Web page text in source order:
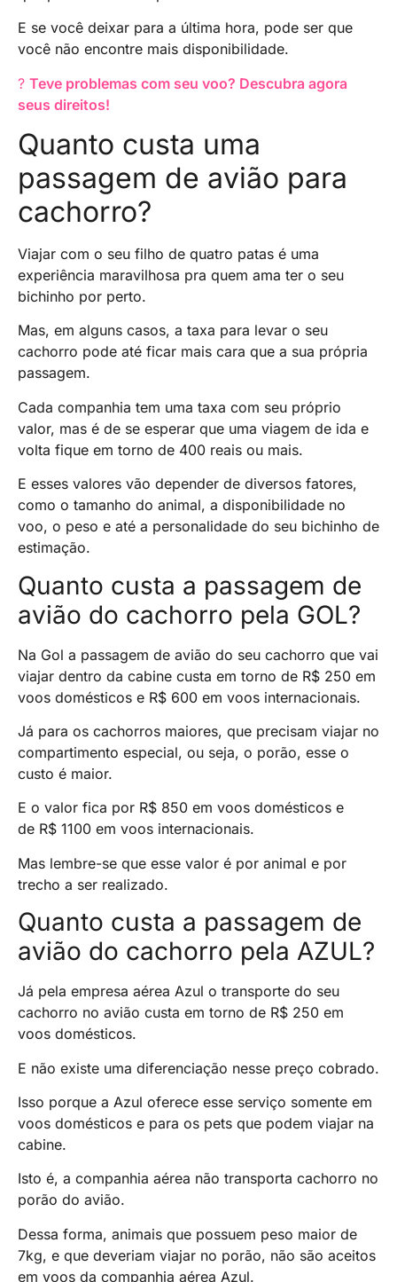
E se você deixar para a última hora, pode ser que
você não encontre mais disponibilidade.
? Teve problemas com seu voo? Descubra agora
seus direitos!
Quanto custa uma
passagem de avião para
cachorro?
Viajar com o seu filho de quatro patas é uma
experiência maravilhosa pra quem ama ter o seu
bichinho por perto.
Mas, em alguns casos, a taxa para levar o seu
cachorro pode até ficar mais cara que a sua própria
passagem.
Cada companhia tem uma taxa com seu próprio
valor, mas é de se esperar que uma viagem de ida e
volta fique em torno de 400 reais ou mais.
E esses valores vão depender de diversos fatores,
como o tamanho do animal, a disponibilidade no
voo, o peso e até a personalidade do seu bichinho de
estimação.
Quanto custa a passagem de
avião do cachorro pela GOL?
Na Gol a passagem de avião do seu cachorro que vai
viajar dentro da cabine custa em torno de R$ 250 em
voos domésticos e R$ 600 em voos internacionais.
Já para os cachorros maiores, que precisam viajar no
compartimento especial, ou seja, o porão, esse o
custo é maior.
E o valor fica por R$ 850 em voos domésticos e
de R$ 1100 em voos internacionais.
Mas lembre-se que esse valor é por animal e por
trecho a ser realizado.
Quanto custa a passagem de
avião do cachorro pela AZUL?
Já pela empresa aérea Azul o transporte do seu
cachorro no avião custa em torno de R$ 250 em
voos domésticos.
E não existe uma diferenciação nesse preço cobrado.
Isso porque a Azul oferece esse serviço somente em
voos domésticos e para os pets que podem viajar na
cabine.
Isto é, a companhia aérea não transporta cachorro no
porão do avião.
Dessa forma, animais que possuem peso maior de
7kg, e que deveriam viajar no porão, não são aceitos
em voos da companhia aérea Azul.